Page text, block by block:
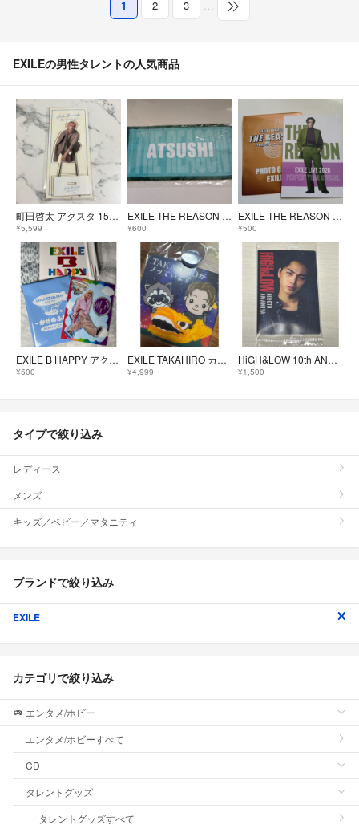
1 2 3 …
EXILEの男性タレントの人気商品
町田啓太 アクスタ 15th Anniversary BIGアクリルスタンドB
¥5,599
EXILE THE REASON 2026 ミニタオル ATSUSHI
¥600
EXILE THE REASON 2026 フォトカード TETSUYA
¥500
EXILE B HAPPY アクリルスタンド 岩谷翔吾
¥500
EXILE TAKAHIRO カーサイン
¥4,999
HiGH&LOW 10th ANNIVERSARY ウエハースカード 雨宮 広斗
¥1,500
タイプで絞り込み
レディース
メンズ
キッズ／ベビー／マタニティ
ブランドで絞り込み
EXILE
カテゴリで絞り込み
エンタメ/ホビー
エンタメ/ホビーすべて
CD
タレントグッズ
タレントグッズすべて